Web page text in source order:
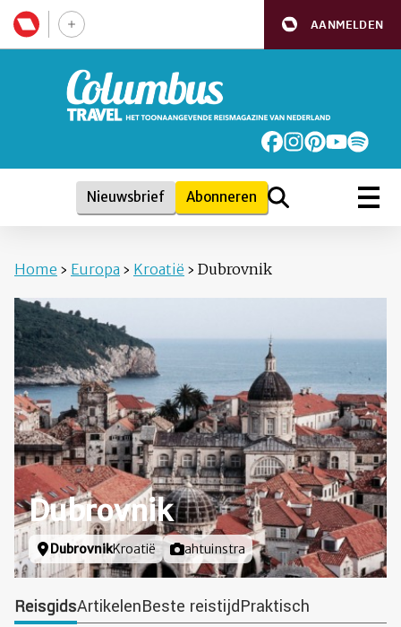
AANMELDEN
Nieuwsbrief Abonneren
Home › Europa › Kroatië › Dubrovnik
Dubrovnik
Locatie
DubrovnikKroatië Foto door
ahtuinstra
ReisgidsArtikelenBeste reistijdPraktisch